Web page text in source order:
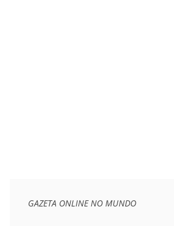
GAZETA ONLINE NO MUNDO